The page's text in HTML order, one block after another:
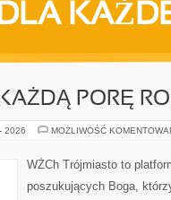
PORĘ
2026 MOŻLIWOŚĆ
WŻCh Trójmiasto to
poszukujących Boga,